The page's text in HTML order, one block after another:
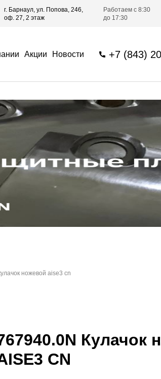
г. Барнаул, ул. Попова, 246,
оф. 27, 2 этаж
Работаем с 8:30
до 17:30
Акции Новости +7 (843)
ножевой aise3 cn
Кулачок
CN